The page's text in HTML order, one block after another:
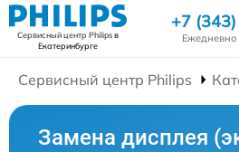
Сервисный центр Philipsв
Екатеринбурге
+7
Сервисный центр Philips
Замена дисплея